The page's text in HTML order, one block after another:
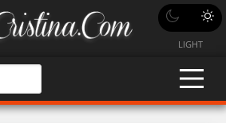
LIGHT